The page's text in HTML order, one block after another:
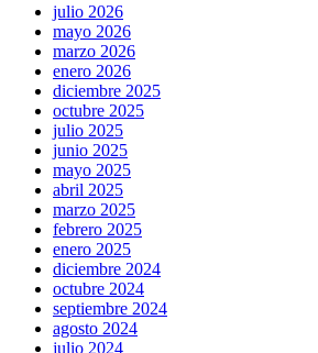
julio 2026
mayo 2026
marzo 2026
enero 2026
diciembre 2025
octubre 2025
julio 2025
junio 2025
mayo 2025
abril 2025
marzo 2025
febrero 2025
enero 2025
diciembre 2024
octubre 2024
septiembre 2024
agosto 2024
julio 2024